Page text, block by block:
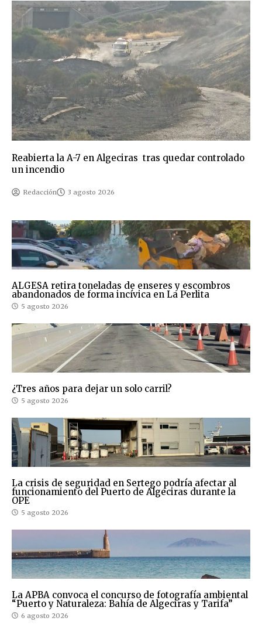
Reabierta la A-7 en Algeciras tras quedar controlado
un incendio
Redacción 3 agosto 2026
ALGESA retira toneladas de enseres y escombros
abandonados de forma incívica en La Perlita
5 agosto 2026
¿Tres años para dejar un solo carril?
5 agosto 2026
La crisis de seguridad en Sertego podría afectar al
funcionamiento del Puerto de Algeciras durante la
OPE
5 agosto 2026
La APBA convoca el concurso de fotografía ambiental
“Puerto y Naturaleza: Bahía de Algeciras y Tarifa”
6 agosto 2026